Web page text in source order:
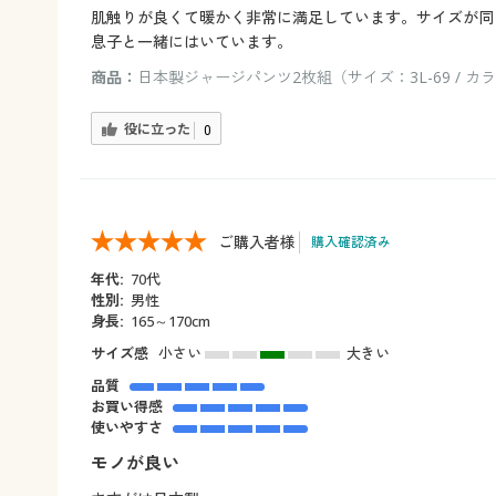
肌触りが良くて暖かく非常に満足しています。サイズが
息子と一緒にはいています。
商品： 日本製ジャージパンツ2枚組（サイズ：3L-69 / カラ
役に立った 0
ご購入者様 購入確認済み
年代: 70代
性別: 男性
身長: 165～170cm
サイズ感 小さい
大きい
品質
お買い得感
使いやすさ
モノが良い